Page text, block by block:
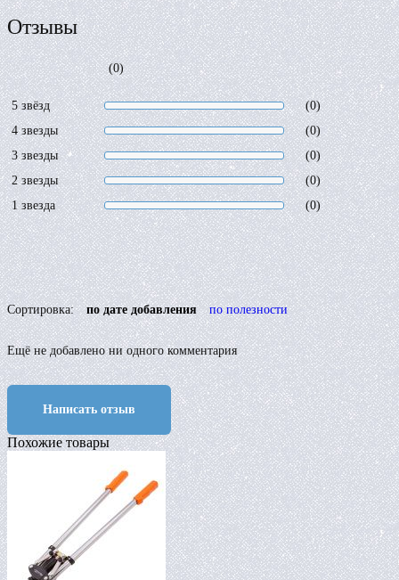
Отзывы
(0)
5 звёзд
(0)
4 звезды
(0)
3 звезды
(0)
2 звезды
(0)
1 звезда
(0)
Сортировка: по дате добавления по полезности
Ещё не добавлено ни одного комментария
Написать отзыв
Похожие товары